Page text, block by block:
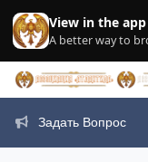
View in the app
A better way to
Задать Вопрос